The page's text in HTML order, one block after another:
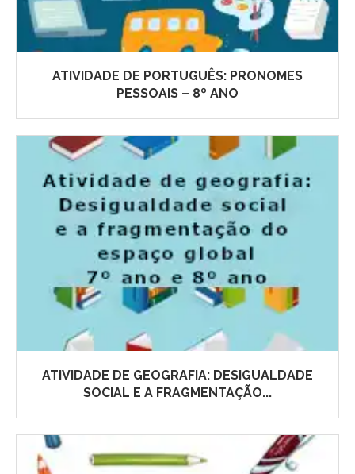
ATIVIDADE DE PORTUGUÊS: PRONOMES
PESSOAIS – 8º ANO
ATIVIDADE DE GEOGRAFIA: DESIGUALDADE
SOCIAL E A FRAGMENTAÇÃO...